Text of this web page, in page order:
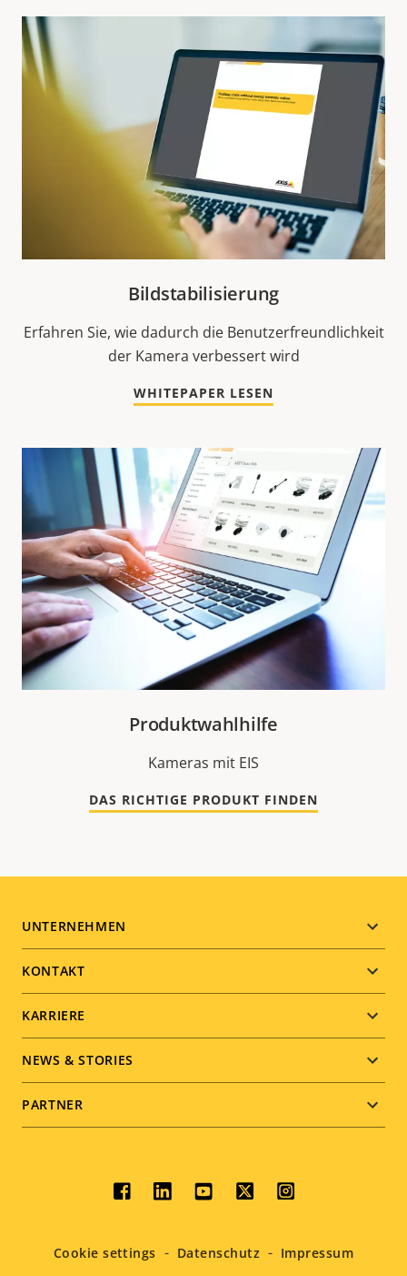
Bildstabilisierung
Erfahren Sie, wie dadurch die Benutzerfreundlichkeit
der Kamera verbessert wird
WHITEPAPER LESEN
Produktwahlhilfe
Kameras mit EIS
DAS RICHTIGE PRODUKT FINDEN
Footer
menu
UNTERNEHMEN
KONTAKT
KARRIERE
NEWS & STORIES
PARTNER
Social
menu
Cookie settings Datenschutz
Impressum